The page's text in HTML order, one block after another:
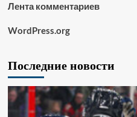
Лента комментариев
WordPress.org
Последние новости